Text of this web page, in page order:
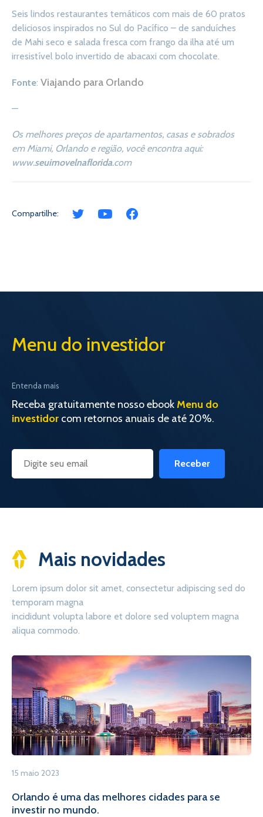
Seis lindos restaurantes temáticos com mais de 60 pratos
deliciosos inspirados no Sul do Pacífico – de sanduíches
de Mahi seco e salada fresca com frango da ilha até um
irresistível bolo invertido de abacaxi com chocolate.
Fonte: Viajando para Orlando
—
Os melhores preços de apartamentos, casas e sobrados
em Miami, Orlando e região, você encontra aqui:
www.seuimovelnaflorida.com
Compartilhe:
Menu do investidor
Entenda mais
Receba gratuitamente nosso ebookMenu do
investidor com retornos anuais de até 20%.
Receber
Mais novidades
Lorem ipsum dolor sit amet, consectetur adipiscing sed do
temporam magna
incididunt volupta labore et dolore sed voluptem magna
aliqua commodo.
15 maio 2023
Orlando é uma das melhores cidades para se
investir no mundo.